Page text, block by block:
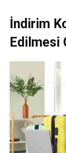
İndirim
Edilmesi